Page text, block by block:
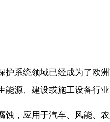
护系统领域已经成为了欧
能源、建设或施工设备行业
蚀，应用于汽车、风能、